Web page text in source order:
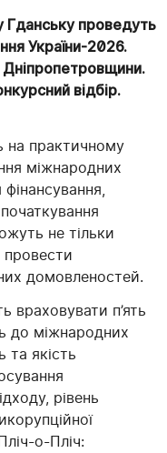
Гданську проведуть
України-2026.
відбір.
на практичному
міжнародних
не тільки
домовленостей.
враховувати п’ять
до міжнародних
та якість
рівень
о-Пліч: